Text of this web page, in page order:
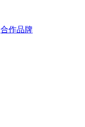
合作品牌